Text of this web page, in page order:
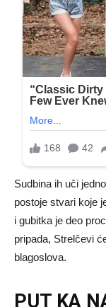
Sudbina ih uči
postoje stvari koje
i gubitka je deo
pripada, Strelčevi
blagoslova.
PUT KA